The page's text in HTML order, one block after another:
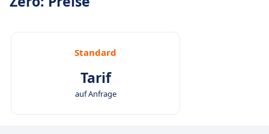
Standard
Tarif
auf Anfrage